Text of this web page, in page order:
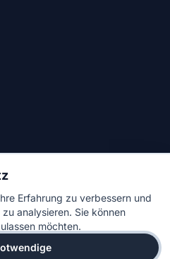
Erfahrung zu verbessern und
analysieren. Sie können
möchten.